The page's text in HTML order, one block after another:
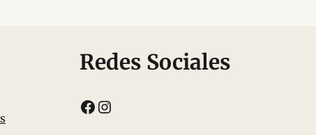
Redes Sociales
Facebook
Instagram